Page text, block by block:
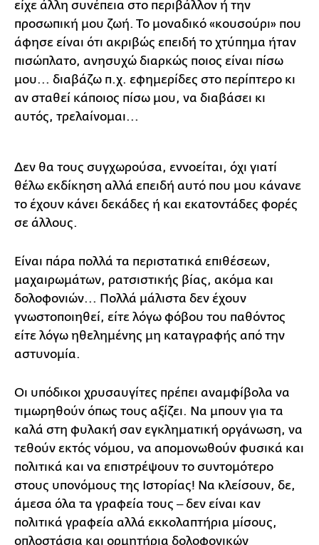
είχε άλλη συνέπεια στο περιβάλλον ή την
προσωπική μου ζωή. Το μοναδικό «κουσούρι» που
άφησε είναι ότι ακριβώς επειδή το χτύπημα ήταν
πισώπλατο, ανησυχώ διαρκώς ποιος είναι πίσω
μου... διαβάζω π.χ. εφημερίδες στο περίπτερο κι
αν σταθεί κάποιος πίσω μου, να διαβάσει κι
αυτός, τρελαίνομαι...
Δεν θα τους συγχωρούσα, εννοείται, όχι γιατί
θέλω εκδίκηση αλλά επειδή αυτό που μου κάνανε
το έχουν κάνει δεκάδες ή και εκατοντάδες φορές
σε άλλους.
Είναι πάρα πολλά τα περιστατικά επιθέσεων,
μαχαιρωμάτων, ρατσιστικής βίας, ακόμα και
δολοφονιών... Πολλά μάλιστα δεν έχουν
γνωστοποιηθεί, είτε λόγω φόβου του παθόντος
είτε λόγω ηθελημένης μη καταγραφής από την
αστυνομία.
Οι υπόδικοι χρυσαυγίτες πρέπει αναμφίβολα να
τιμωρηθούν όπως τους αξίζει. Να μπουν για τα
καλά στη φυλακή σαν εγκληματική οργάνωση, να
τεθούν εκτός νόμου, να απομονωθούν φυσικά και
πολιτικά και να επιστρέψουν το συντομότερο
στους υπονόμους της Ιστορίας! Να κλείσουν, δε,
άμεσα όλα τα γραφεία τους ‒ δεν είναι καν
πολιτικά γραφεία αλλά εκκολαπτήρια μίσους,
οπλοστάσια και ορμητήρια δολοφονικών